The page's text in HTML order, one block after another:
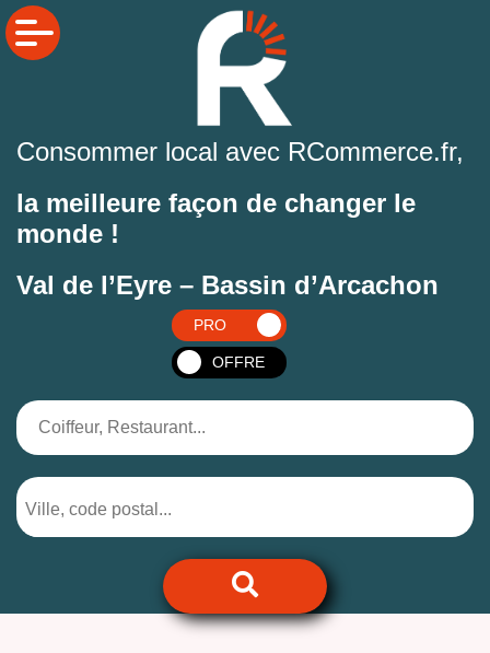
Consommer local avec RCommerce.fr,
la meilleure façon de changer le
monde !
Val de l’Eyre – Bassin d’Arcachon
PRO
OFFRE